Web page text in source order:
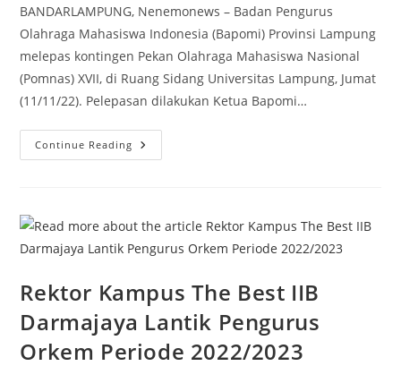
BANDARLAMPUNG, Nenemonews – Badan Pengurus
Olahraga Mahasiswa Indonesia (Bapomi) Provinsi Lampung
melepas kontingen Pekan Olahraga Mahasiswa Nasional
(Pomnas) XVII, di Ruang Sidang Universitas Lampung, Jumat
(11/11/22). Pelepasan dilakukan Ketua Bapomi…
Continue Reading Wakil
Rektor
Kontingen
Pomnas
Lampung
Ke
Rektor Kampus The Best IIB
Darmajaya Lantik Pengurus
Orkem Periode 2022/2023